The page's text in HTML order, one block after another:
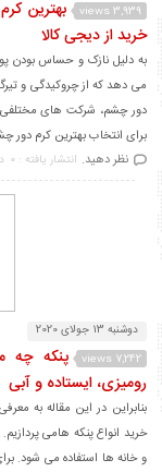
3,939 views
خرید از دیجی کالا
به دلیل نازک و حساس بودن
می دهد که از چروکیدگی و
دور چشم، شرکت های مختلفی
برای انتخاب بهترین کرم دور
نظر دهید. انتشار یافته : 0
دوشنبه 13 جولای 2020
7,242 views
پنکه چه
رومیزی، ایستاده و آبی
بنابراین در این مقاله به
خرید انواع پنکه هامی
و خانه ها استفاده می شود.